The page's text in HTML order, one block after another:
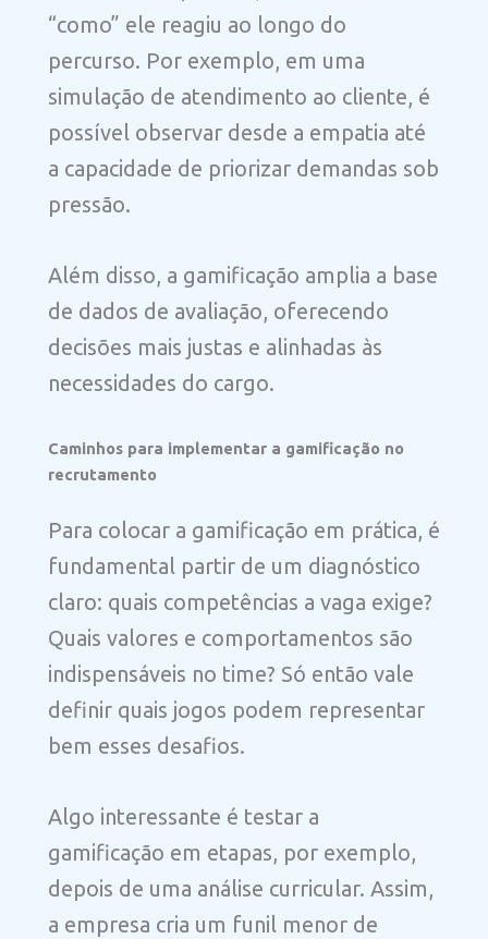
“como” ele reagiu ao longo do
percurso. Por exemplo, em uma
simulação de atendimento ao cliente, é
possível observar desde a empatia até
a capacidade de priorizar demandas sob
pressão.
Além disso, a gamificação amplia a base
de dados de avaliação, oferecendo
decisões mais justas e alinhadas às
necessidades do cargo.
Caminhos para implementar a gamificação no
recrutamento
Para colocar a gamificação em prática, é
fundamental partir de um diagnóstico
claro: quais competências a vaga exige?
Quais valores e comportamentos são
indispensáveis no time? Só então vale
definir quais jogos podem representar
bem esses desafios.
Algo interessante é testar a
gamificação em etapas, por exemplo,
depois de uma análise curricular. Assim,
a empresa cria um funil menor de